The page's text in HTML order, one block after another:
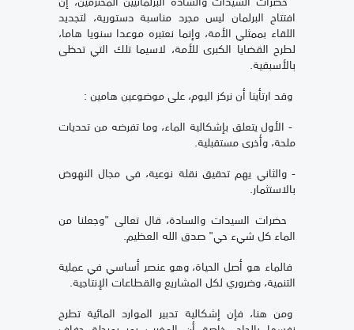
افتتاح البرلمان ليس مجرد مناسبة دستورية، لتجديد
اللقاء بممثلي الأمة، وإنما نعتبره موعدا سنويا هاما،
لطرح القضايا الكبرى للأمة، لاسيما تلك التي تحظى
بالأسبقية.
وقد ارتأينا أن نركز اليوم، على موضوعين هامين :
- الأول يتعلق بإشكالية الماء، وما تفرضه من تحديات
ملحة، وأخرى مستقبلية.
- والثاني يهم تحقيق نقلة نوعية، في مجال النهوض
بالاستثمار.
حضرات السيدات والسادة، قال تعالى "وجعلنا من
الماء كل شيء حي" صدق الله العظيم.
فالماء هو أصل الحياة، وهو عنصر أساسي في عملية
التنمية، وضروري لكل المشاريع والقطاعات الإنتاجية.
ومن هنا، فإن إشكالية تدبير الموارد المائية تطرح